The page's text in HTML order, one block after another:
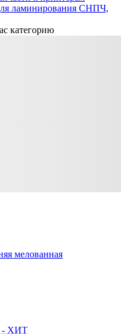
ламинирования СНПЧ,
категорию
мелованная
- ХИТ